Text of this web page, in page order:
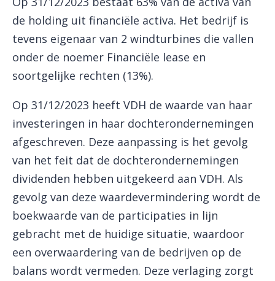
de holding uit financiële activa. Het bedrijf is
tevens eigenaar van 2 windturbines die vallen
onder de noemer Financiële lease en
soortgelijke rechten (13%).
Op 31/12/2023 heeft VDH de waarde van haar
investeringen in haar dochterondernemingen
afgeschreven. Deze aanpassing is het gevolg
van het feit dat de dochterondernemingen
dividenden hebben uitgekeerd aan VDH. Als
gevolg van deze waardevermindering wordt de
boekwaarde van de participaties in lijn
gebracht met de huidige situatie, waardoor
een overwaardering van de bedrijven op de
balans wordt vermeden. Deze verlaging zorgt